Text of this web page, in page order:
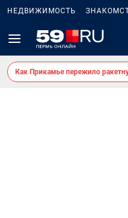
НЕДВИЖИМОСТЬ
Как Прикамье пережило